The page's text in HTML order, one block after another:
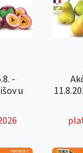
-
u